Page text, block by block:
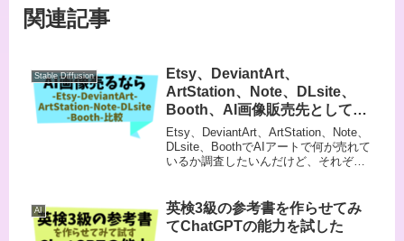
関連記事
Stable Diffusion
Etsy、DeviantArt、
ArtStation、Note、DLsite、
Booth、AI画像販売先としての
比較
Etsy、DeviantArt、ArtStation、Note、
DLsite、BoothでAIアートで何が売れて
いるか調査したいんだけど、それぞれ
トでAIアートがどの程度売...
AI
英検3級の参考書を作らせてみ
てChatGPTの能力を試した